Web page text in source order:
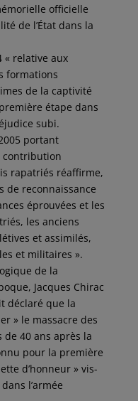
officielle
de l’État dans la
« relative aux
formations
de la captivité
étape dans
subi.
portant
contribution
rapatriés réaffirme,
de reconnaissance
éprouvées et les
les anciens
et assimilés,
et militaires ».
de la
Jacques Chirac
déclaré que la
» le massacre des
de 40 ans après la
pour la première
d’honneur » vis-
l’armée